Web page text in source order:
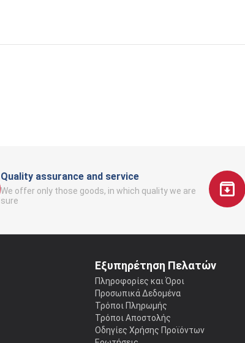
Quality assurance and service
We offer only those goods, in which quality we are
sure
Εξυπηρέτηση Πελατών
Πληροφορίες και Όροι
Προσωπικά Δεδομένα
Τρόποι Πληρωμής
Τρόποι Αποστολής
Οδηγίες Χρήσης Προϊόντων